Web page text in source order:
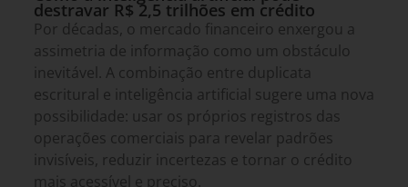
destravar R$ 2,5 trilhões em crédito
Por décadas, o mercado financeiro enxergou a
assimetria de informação como um obstáculo
inevitável. A combinação entre duplicata
escritural e inteligência artificial sugere uma nova
possibilidade: usar os próprios registros das
operações comerciais para revelar padrões
invisíveis, reduzir incertezas e tornar o crédito
mais acessível e preciso.